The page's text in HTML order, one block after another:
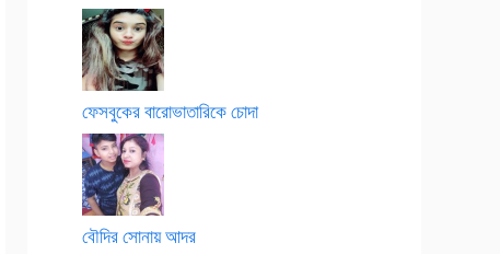
ফেসবুকের বারোভাতারিকে চোদা
বৌদির সোনায় আদর